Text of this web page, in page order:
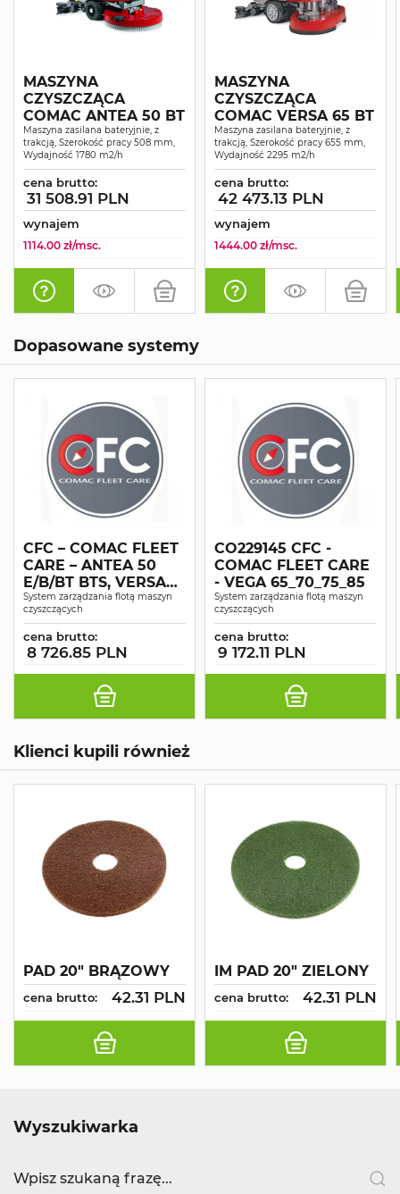
MASZYNA
CZYSZCZĄCA
COMAC ANTEA 50 BT
Maszyna zasilana bateryjnie, z
trakcją, Szerokość pracy 508 mm,
Wydajność 1780 m2/h
cena brutto:
31 508.91 PLN
wynajem
1114.00 zł/msc.
MASZYNA
CZYSZCZĄCA
COMAC VERSA 65 BT
Maszyna zasilana bateryjnie, z
trakcją, Szerokość pracy 655 mm,
Wydajność 2295 m2/h
cena brutto:
42 473.13 PLN
wynajem
1444.00 zł/msc.
Dopasowane systemy
CFC – COMAC FLEET
CARE – ANTEA 50
E/B/BT BTS, VERSA
55BT 65BT
System zarządzania flotą maszyn
czyszczących
cena brutto:
8 726.85 PLN
CO229145 CFC -
COMAC FLEET CARE
- VEGA 65_70_75_85
System zarządzania flotą maszyn
czyszczących
cena brutto:
9 172.11 PLN
Klienci kupili również
PAD 20" BRĄZOWY
cena brutto: 42.31 PLN
IM PAD 20" ZIELONY
cena brutto: 42.31 PLN
Wyszukiwarka